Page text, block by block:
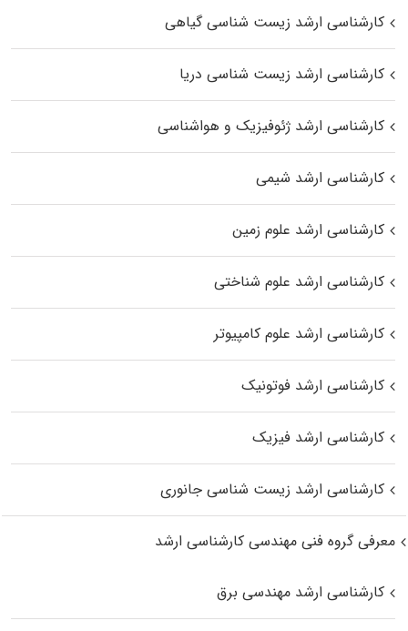
کارشناسی ارشد زیست‌ شناسی گیاهی
کارشناسی ارشد زیست‌ شناسی دریا
کارشناسی ارشد ژئوفیزیک و هواشناسی
کارشناسی ارشد شیمی
کارشناسی ارشد علوم زمین
کارشناسی ارشد علوم شناختی
کارشناسی ارشد علوم کامپیوتر
کارشناسی ارشد فوتونیک
کارشناسی ارشد فیزیک
کارشناسی ارشد زیست‌ شناسی جانوری
معرفی گروه فنی مهندسی کارشناسی ارشد
کارشناسی ارشد مهندسی برق